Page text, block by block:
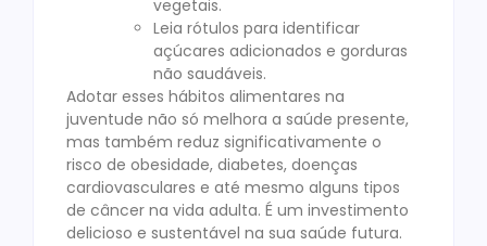
vegetais.
Leia rótulos para identificar
açúcares adicionados e gorduras
não saudáveis.
Adotar esses hábitos alimentares na
juventude não só melhora a saúde presente,
mas também reduz significativamente o
risco de obesidade, diabetes, doenças
cardiovasculares e até mesmo alguns tipos
de câncer na vida adulta. É um investimento
delicioso e sustentável na sua saúde futura.